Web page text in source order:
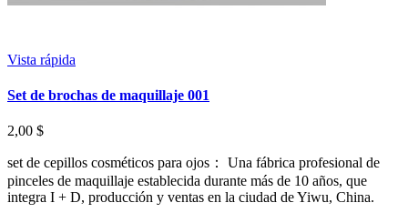
Vista rápida
Set de brochas de maquillaje 001
2,00 $
set de cepillos cosméticos para ojos： Una fábrica profesional de
pinceles de maquillaje establecida durante más de 10 años, que
integra I + D, producción y ventas en la ciudad de Yiwu, China.